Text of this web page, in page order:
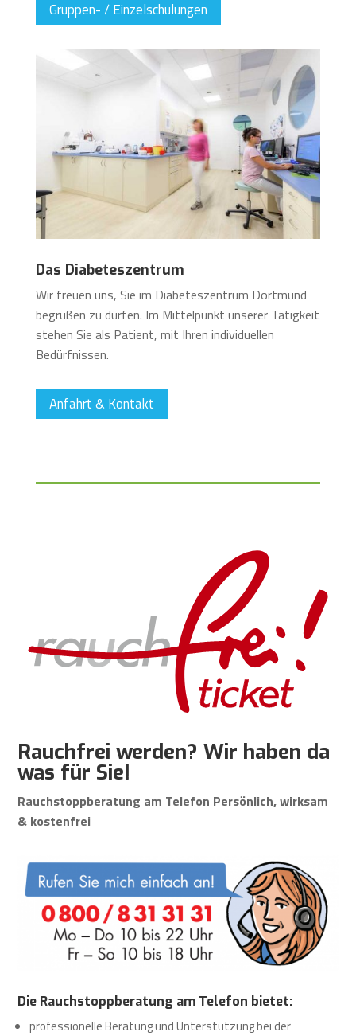
Gruppen- / Einzelschulungen
Das Diabeteszentrum
Wir freuen uns, Sie im Diabeteszentrum Dortmund
begrüßen zu dürfen. Im Mittelpunkt unserer Tätigkeit
stehen Sie als Patient, mit Ihren individuellen
Bedürfnissen.
Anfahrt & Kontakt
Rauchfrei werden? Wir haben da
was für Sie!
Rauchstoppberatung am Telefon Persönlich, wirksam
& kostenfrei
Die Rauchstoppberatung am Telefon bietet:
professionelle Beratung und Unterstützung bei der